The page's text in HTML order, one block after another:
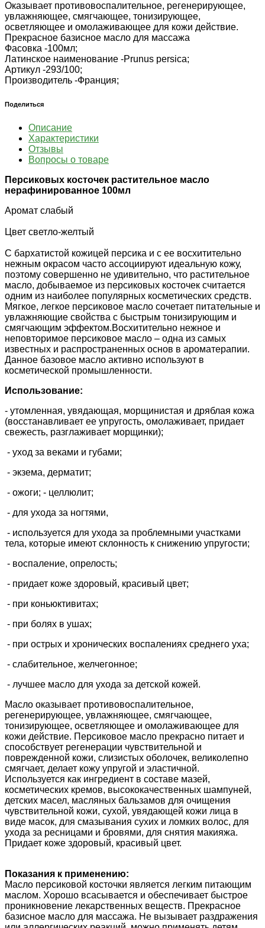
Оказывает противовоспалительное, регенерирующее,
увлажняющее, смягчающее, тонизирующее,
осветляющее и омолаживающее для кожи действие.
Прекрасное базисное масло для массажа
Фасовка -100мл;
Латинское наименование -Prunus persica;
Артикул -293/100;
Производитель -Франция;
Поделиться
Описание
Характеристики
Отзывы
Вопросы о товаре
Персиковых косточек растительное масло
нерафинированное 100мл
Аромат слабый
Цвет светло-желтый
С бархатистой кожицей персика и с ее восхитительно
нежным окрасом часто ассоциируют идеальную кожу,
поэтому совершенно не удивительно, что растительное
масло, добываемое из персиковых косточек считается
одним из наиболее популярных косметических средств.
Мягкое, легкое персиковое масло сочетает питательные и
увлажняющие свойства с быстрым тонизирующим и
смягчающим эффектом.Восхитительно нежное и
неповторимое персиковое масло – одна из самых
известных и распространенных основ в ароматерапии.
Данное базовое масло активно используют в
косметической промышленности.
Использование:
- утомленная, увядающая, морщинистая и дряблая кожа
(восстанавливает ее упругость, омолаживает, придает
свежесть, разглаживает морщинки);
- уход за веками и губами;
- экзема, дерматит;
- ожоги; - целлюлит;
- для ухода за ногтями,
- используется для ухода за проблемными участками
тела, которые имеют склонность к снижению упругости;
- воспаление, опрелость;
- придает коже здоровый, красивый цвет;
- при коньюктивитах;
- при болях в ушах;
- при острых и хронических воспалениях среднего уха;
- слабительное, желчегонное;
- лучшее масло для ухода за детской кожей.
Масло оказывает противовоспалительное,
регенерирующее, увлажняющее, смягчающее,
тонизирующее, осветляющее и омолаживающее для
кожи действие. Персиковое масло прекрасно питает и
способствует регенерации чувствительной и
поврежденной кожи, слизистых оболочек, великолепно
смягчает, делает кожу упругой и эластичной.
Используется как ингредиент в составе мазей,
косметических кремов, высококачественных шампуней,
детских масел, масляных бальзамов для очищения
чувствительной кожи, сухой, увядающей кожи лица в
виде масок, для смазывания сухих и ломких волос, для
ухода за ресницами и бровями, для снятия макияжа.
Придает коже здоровый, красивый цвет.
Показания к применению:
Масло персиковой косточки является легким питающим
маслом. Хорошо всасывается и обеспечивает быстрое
проникновение лекарственных веществ. Прекрасное
базисное масло для массажа. Не вызывает раздражения